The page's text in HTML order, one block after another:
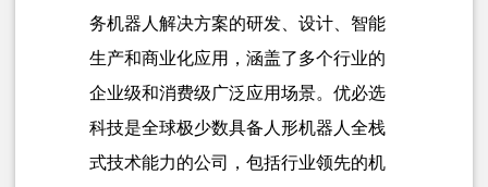
务机器人解决方案的研发、设计、智能
生产和商业化应用，涵盖了多个行业的
企业级和消费级广泛应用场景。优必选
科技是全球极少数具备人形机器人全栈
式技术能力的公司，包括行业领先的机